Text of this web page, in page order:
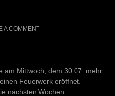
A COMMENT
am Mittwoch, dem 30.07. mehr
Feuerwerk eröffnet.
nächsten Wochen